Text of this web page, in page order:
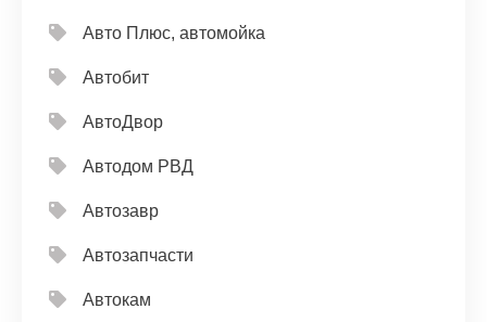
Авто Плюс, автомойка
Автобит
АвтоДвор
Автодом РВД
Автозавр
Автозапчасти
Автокам